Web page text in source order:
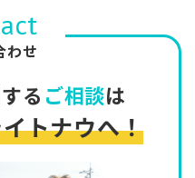
わせ
る ご相談は
トナウへ！